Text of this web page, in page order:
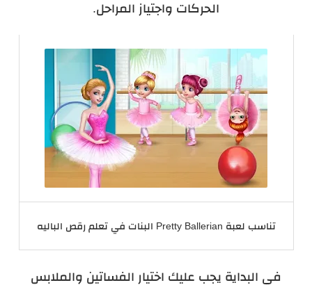
الحركات واجتياز المراحل.
تناسب لعبة Pretty Ballerian البنات في تعلم رقص الباليه
في البداية يجب عليك اختيار الفساتين والملابس